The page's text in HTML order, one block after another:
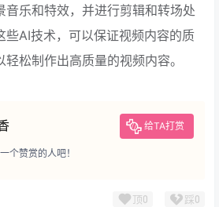
音乐和特效，并进行剪辑和转场处
些AI技术，可以保证视频内容的质
松制作出高质量的视频内容。
给TA打赏
个赞赏的人吧！
顶0 踩0